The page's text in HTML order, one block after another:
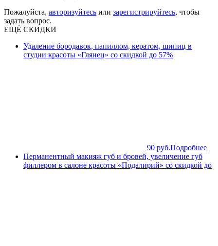
Пожалуйста, авторизуйтесь или зарегистрируйтесь, чтобы
задать вопрос.
ЕЩЁ СКИДКИ
Удаление бородавок, папиллом, кератом, шипиц в
студии красоты «Глянец» со скидкой до 57%
90 руб.Подробнее
Перманентный макияж губ и бровей, увеличение губ
филлером в салоне красоты «Подалирий» со скидкой до